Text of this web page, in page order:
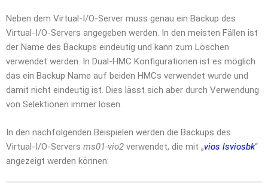
Neben dem Virtual-I/O-Server muss genau ein Backup des
Virtual-I/O-Servers angegeben werden. In den meisten Fällen ist
der Name des Backups eindeutig und kann zum Löschen
verwendet werden. In Dual-HMC Konfigurationen ist es möglich
das ein Backup Name auf beiden HMCs verwendet wurde und
damit nicht eindeutig ist. Dies lässt sich aber durch Verwendung
von Selektionen immer lösen.
In den nachfolgenden Beispielen werden die Backups des
Virtual-I/O-Servers ms01-vio2 verwendet, die mit „vios lsviosbk“
angezeigt werden können: